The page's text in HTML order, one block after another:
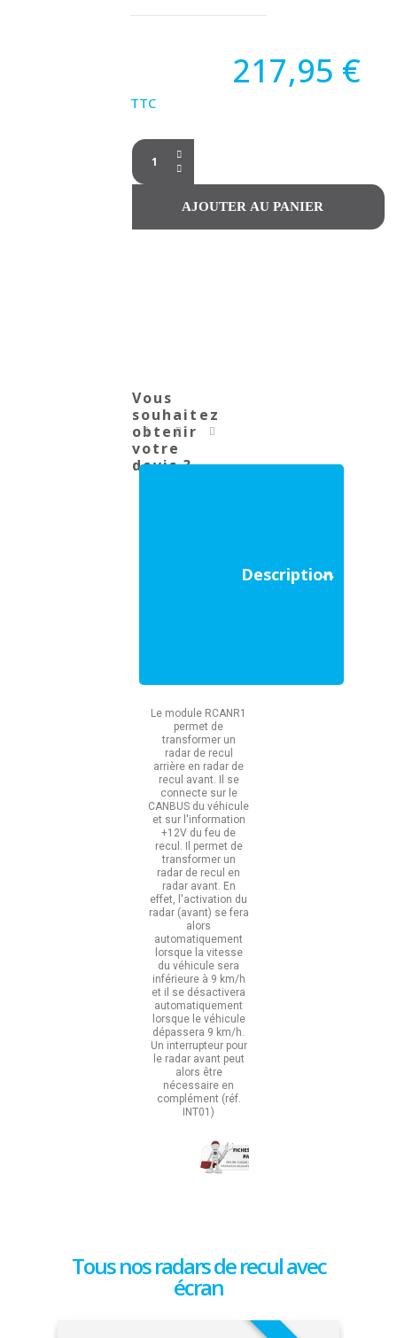
217,95 €
TTC
Vous
souhaitez
obtenir
votre
devis ?
Description
Le module RCANR1
permet de
transformer un
radar de recul
arrière en radar de
recul avant. Il se
connecte sur le
CANBUS du véhicule
et sur l'information
+12V du feu de
recul. Il permet de
transformer un
radar de recul en
radar avant. En
effet, l'activation du
radar (avant) se fera
alors
automatiquement
lorsque la vitesse
du véhicule sera
inférieure à 9 km/h
et il se désactivera
automatiquement
lorsque le véhicule
dépassera 9 km/h.
Un interrupteur pour
le radar avant peut
alors être
nécessaire en
complément (réf.
INT01)
Tous nos radars de recul avec
écran